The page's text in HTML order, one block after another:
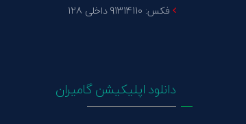
فکس: 91314110 داخلی 128
دانلود اپلیکیشن گامیران